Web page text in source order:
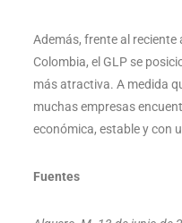
Además, frente al reciente
Colombia, el GLP se
más atractiva. A medida
muchas empresas
económica, estable y con
Fuentes